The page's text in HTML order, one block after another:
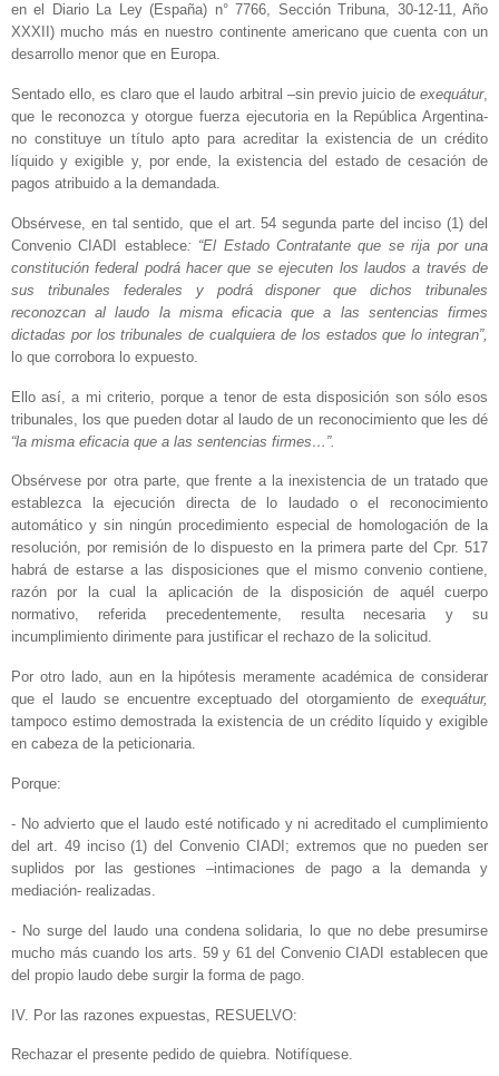
en el Diario La Ley (España) n° 7766, Sección Tribuna, 30-12-11, Año
XXXII) mucho más en nuestro continente americano que cuenta con un
desarrollo menor que en Europa.
Sentado ello, es claro que el laudo arbitral –sin previo juicio de exequátur,
que le reconozca y otorgue fuerza ejecutoria en la República Argentina-
no constituye un título apto para acreditar la existencia de un crédito
líquido y exigible y, por ende, la existencia del estado de cesación de
pagos atribuido a la demandada.
Obsérvese, en tal sentido, que el art. 54 segunda parte del inciso (1) del
Convenio CIADI establece: “El Estado Contratante que se rija por una
constitución federal podrá hacer que se ejecuten los laudos a través de
sus tribunales federales y podrá disponer que dichos tribunales
reconozcan al laudo la misma eficacia que a las sentencias firmes
dictadas por los tribunales de cualquiera de los estados que lo integran”,
lo que corrobora lo expuesto.
Ello así, a mi criterio, porque a tenor de esta disposición son sólo esos
tribunales, los que pueden dotar al laudo de un reconocimiento que les dé
“la misma eficacia que a las sentencias firmes…”.
Obsérvese por otra parte, que frente a la inexistencia de un tratado que
establezca la ejecución directa de lo laudado o el reconocimiento
automático y sin ningún procedimiento especial de homologación de la
resolución, por remisión de lo dispuesto en la primera parte del Cpr. 517
habrá de estarse a las disposiciones que el mismo convenio contiene,
razón por la cual la aplicación de la disposición de aquél cuerpo
normativo, referida precedentemente, resulta necesaria y su
incumplimiento dirimente para justificar el rechazo de la solicitud.
Por otro lado, aun en la hipótesis meramente académica de considerar
que el laudo se encuentre exceptuado del otorgamiento de exequátur,
tampoco estimo demostrada la existencia de un crédito líquido y exigible
en cabeza de la peticionaria.
Porque:
- No advierto que el laudo esté notificado y ni acreditado el cumplimiento
del art. 49 inciso (1) del Convenio CIADI; extremos que no pueden ser
suplidos por las gestiones –intimaciones de pago a la demanda y
mediación- realizadas.
- No surge del laudo una condena solidaria, lo que no debe presumirse
mucho más cuando los arts. 59 y 61 del Convenio CIADI establecen que
del propio laudo debe surgir la forma de pago.
IV. Por las razones expuestas, RESUELVO:
Rechazar el presente pedido de quiebra. Notifíquese.